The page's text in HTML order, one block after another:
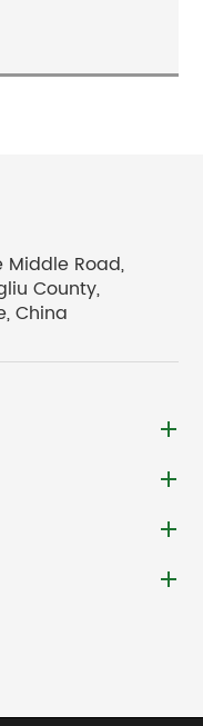
Middle Road,
County,
China